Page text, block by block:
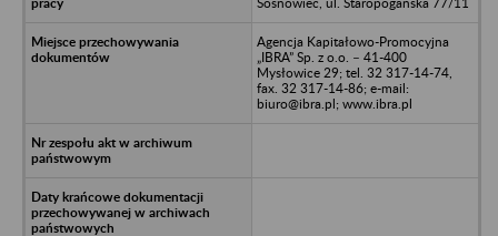
Agencja Kapitałowo-Promocyjna
„IBRA” Sp. z o.o. – 41-400
Mysłowice 29; tel. 32 317-14-74,
fax. 32 317-14-86; e-mail:
biuro@ibra.pl; www.ibra.pl